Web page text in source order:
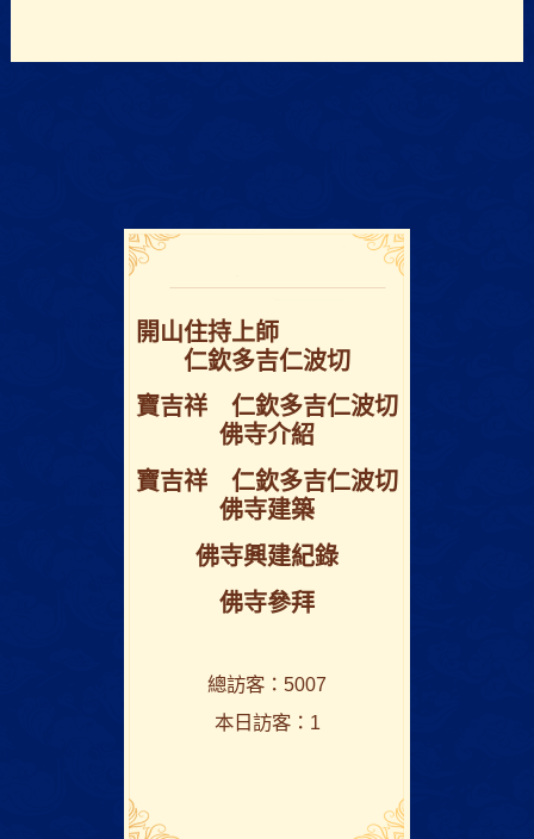
開⼭住持上師
仁欽多吉仁波切
寶吉祥 仁欽多吉仁波切
佛寺介紹
寶吉祥 仁欽多吉仁波切
佛寺建築
佛寺興建紀錄
佛寺參拜
總訪客：5007
本日訪客：1